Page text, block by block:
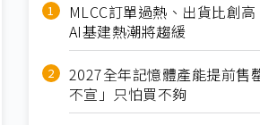
MLCC訂單過熱、出貨比創
AI基建熱潮將趨緩
2027全年記憶體產能提前
不宣」只怕買不夠